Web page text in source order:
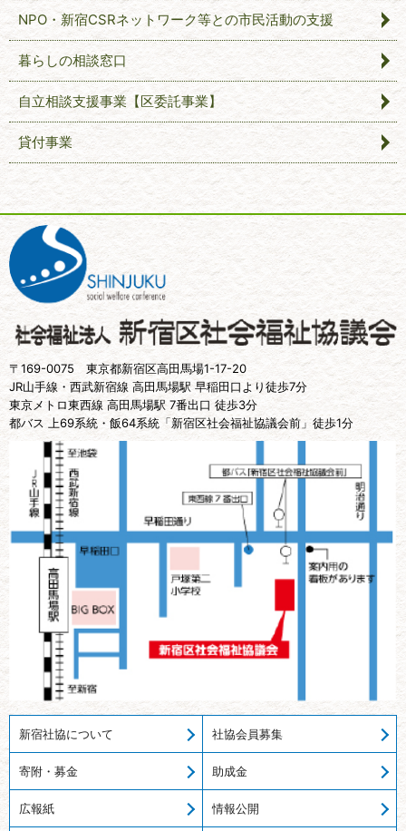
NPO・新宿CSRネットワーク等との市民活動の支援
暮らしの相談窓口
自立相談支援事業【区委託事業】
貸付事業
〒169-0075 東京都新宿区高田馬場1-17-20
JR山手線・西武新宿線 高田馬場駅 早稲田口より徒歩7分
東京メトロ東西線 高田馬場駅 7番出口 徒歩3分
都バス 上69系統・飯64系統「新宿区社会福祉協議会前」徒歩1分
新宿社協について 社協会員募集
寄附・募金 助成金
広報紙 情報公開